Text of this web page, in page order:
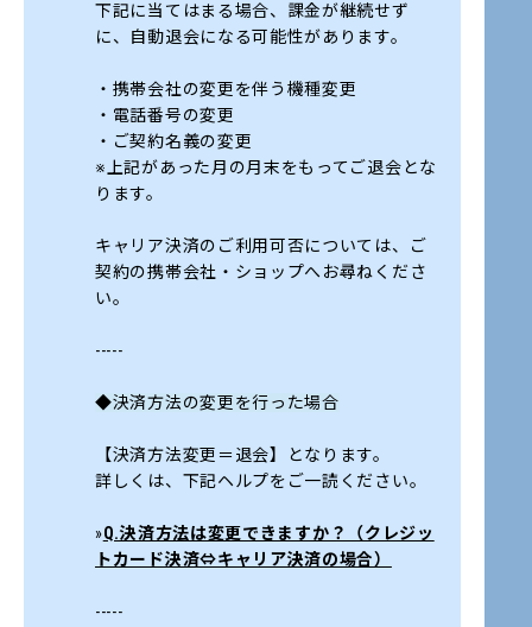
下記に当てはまる場合、課金が継続せず
に、自動退会になる可能性があります。
・携帯会社の変更を伴う機種変更
・電話番号の変更
・ご契約名義の変更
※上記があった月の月末をもってご退会とな
ります。
キャリア決済のご利用可否については、ご
契約の携帯会社・ショップへお尋ねくださ
い。
-----
◆決済方法の変更を行った場合
【決済方法変更＝退会】となります。
詳しくは、下記ヘルプをご一読ください。
»Q.決済方法は変更できますか？（クレジッ
トカード決済⇔キャリア決済の場合）
-----